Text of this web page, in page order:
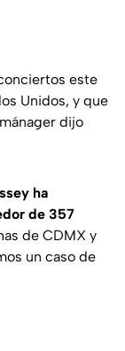
este
Unidos, y que
dijo
ha
de 357
de CDMX y
un caso de